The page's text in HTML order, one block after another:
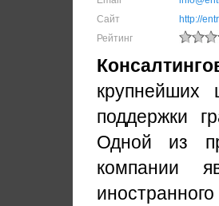
Сайт
http://
Рейтинг
крупнейших
поддержки
Одной из
компании